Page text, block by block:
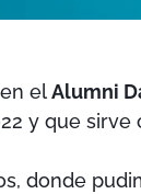
en elAlumni
y que sirve
donde